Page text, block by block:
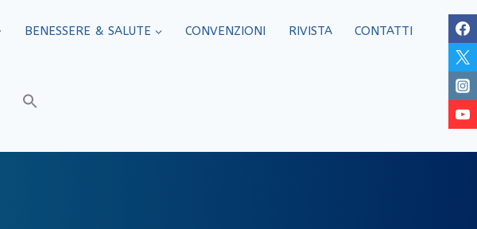
BENESSERE & SALUTE CONVENZIONI RIVISTA CONTATTI